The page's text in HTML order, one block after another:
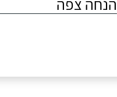
הנחה צפה